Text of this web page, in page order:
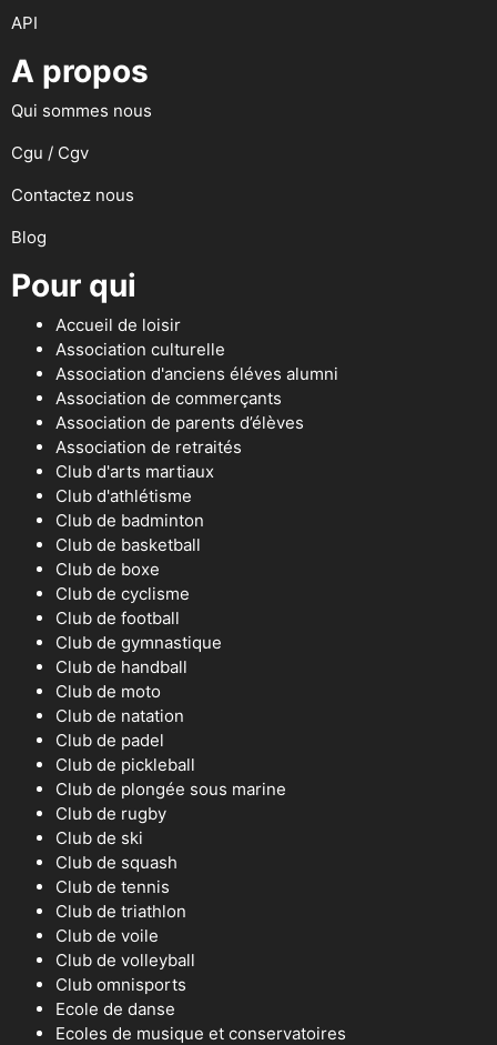
API
A propos
Qui sommes nous
Cgu / Cgv
Contactez nous
Blog
Pour qui
Accueil de loisir
Association culturelle
Association d'anciens éléves alumni
Association de commerçants
Association de parents d’élèves
Association de retraités
Club d'arts martiaux
Club d'athlétisme
Club de badminton
Club de basketball
Club de boxe
Club de cyclisme
Club de football
Club de gymnastique
Club de handball
Club de moto
Club de natation
Club de padel
Club de pickleball
Club de plongée sous marine
Club de rugby
Club de ski
Club de squash
Club de tennis
Club de triathlon
Club de voile
Club de volleyball
Club omnisports
Ecole de danse
Ecoles de musique et conservatoires